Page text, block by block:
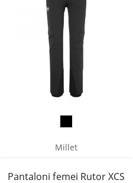
Millet
Pantaloni femei Rutor XCS